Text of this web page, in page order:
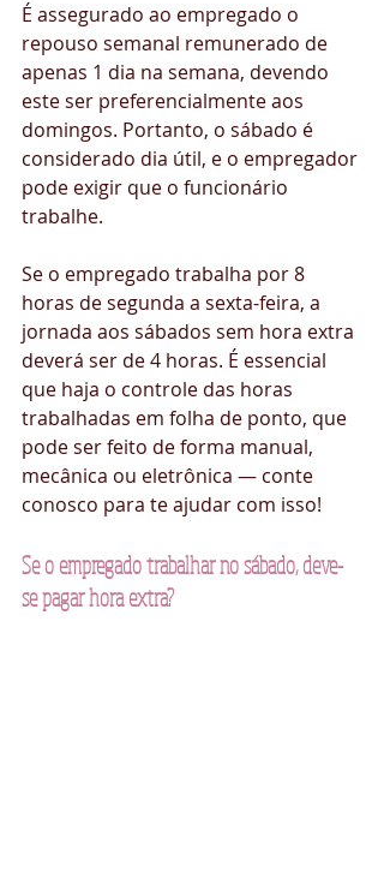
É assegurado ao empregado o
repouso semanal remunerado de
apenas 1 dia na semana, devendo
este ser preferencialmente aos
domingos. Portanto, o sábado é
considerado dia útil, e o empregador
pode exigir que o funcionário
trabalhe.
Se o empregado trabalha por 8
horas de segunda a sexta-feira, a
jornada aos sábados sem hora extra
deverá ser de 4 horas. É essencial
que haja o controle das horas
trabalhadas em folha de ponto, que
pode ser feito de forma manual,
mecânica ou eletrônica — conte
conosco para te ajudar com isso!
Se o empregado trabalhar no sábado, deve-
se pagar hora extra?